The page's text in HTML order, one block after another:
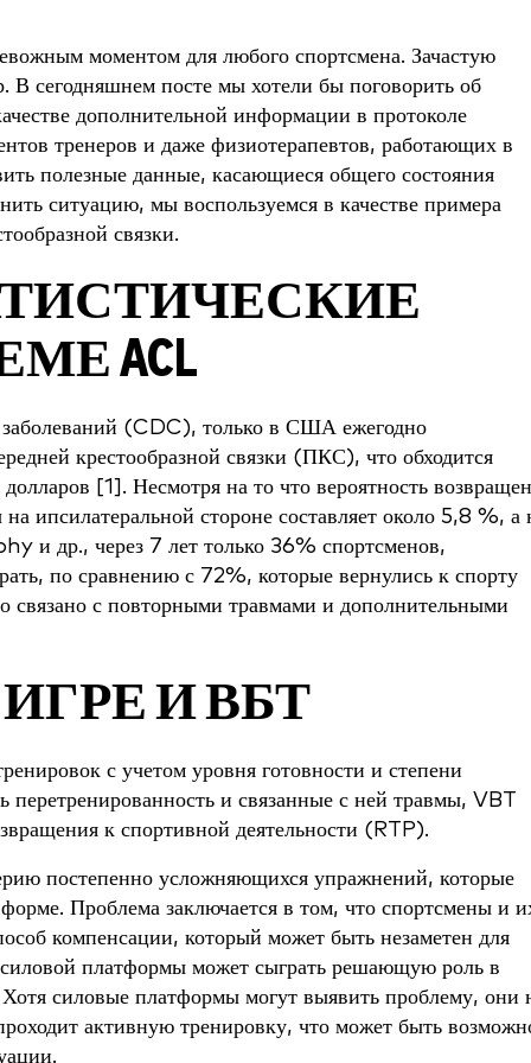
моментом для любого спортсмена. Зачастую
В сегодняшнем посте мы хотели бы поговорить об
дополнительной информации в протоколе
тренеров и даже физиотерапевтов, работающих в
полезные данные, касающиеся общего состояния
ситуацию, мы воспользуемся в качестве примера
связки.
ACL
(CDC), только в США ежегодно
крестообразной связки (ПКС), что обходится
[1]. Несмотря на то что вероятность
ипсилатеральной стороне составляет около 5,8 %, а
и др., через 7 лет только 36% спортсменов,
по сравнению с 72%, которые вернулись к спорту
с повторными травмами и дополнительными
И ВБТ
с учетом уровня готовности и степени
перетренированность и связанные с ней травмы, VBT
к спортивной деятельности (RTP).
постепенно усложняющихся упражнений, которые
Проблема заключается в том, что спортсмены и
компенсации, который может быть незаметен для
платформы может сыграть решающую роль в
силовые платформы могут выявить проблему, они
активную тренировку, что может быть